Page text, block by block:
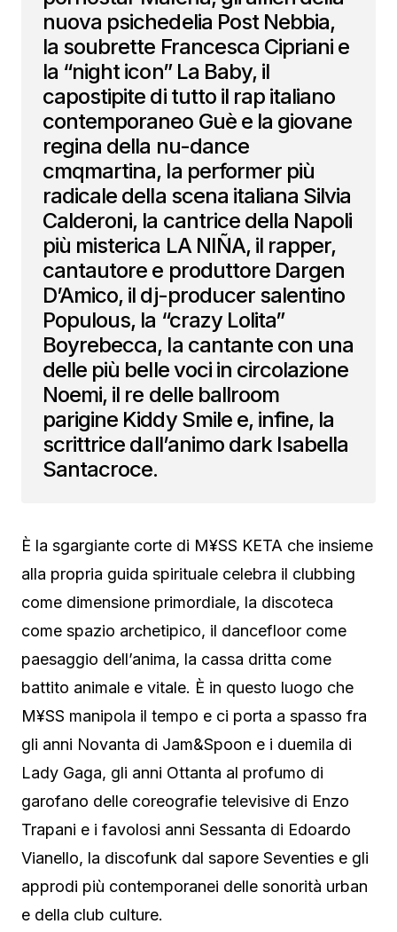
nuova psichedelia Post Nebbia,
la soubrette Francesca Cipriani e
la “night icon” La Baby, il
capostipite di tutto il rap italiano
contemporaneo Guè e la giovane
regina della nu-dance
cmqmartina, la performer più
radicale della scena italiana Silvia
Calderoni, la cantrice della Napoli
più misterica LA NIÑA, il rapper,
cantautore e produttore Dargen
D’Amico, il dj-producer salentino
Populous, la “crazy Lolita”
Boyrebecca, la cantante con una
delle più belle voci in circolazione
Noemi, il re delle ballroom
parigine Kiddy Smile e, infine, la
scrittrice dall’animo dark Isabella
Santacroce.
È la sgargiante corte di M¥SS KETA che insieme
alla propria guida spirituale celebra il clubbing
come dimensione primordiale, la discoteca
come spazio archetipico, il dancefloor come
paesaggio dell’anima, la cassa dritta come
battito animale e vitale. È in questo luogo che
M¥SS manipola il tempo e ci porta a spasso fra
gli anni Novanta di Jam&Spoon e i duemila di
Lady Gaga, gli anni Ottanta al profumo di
garofano delle coreografie televisive di Enzo
Trapani e i favolosi anni Sessanta di Edoardo
Vianello, la discofunk dal sapore Seventies e gli
approdi più contemporanei delle sonorità urban
e della club culture.